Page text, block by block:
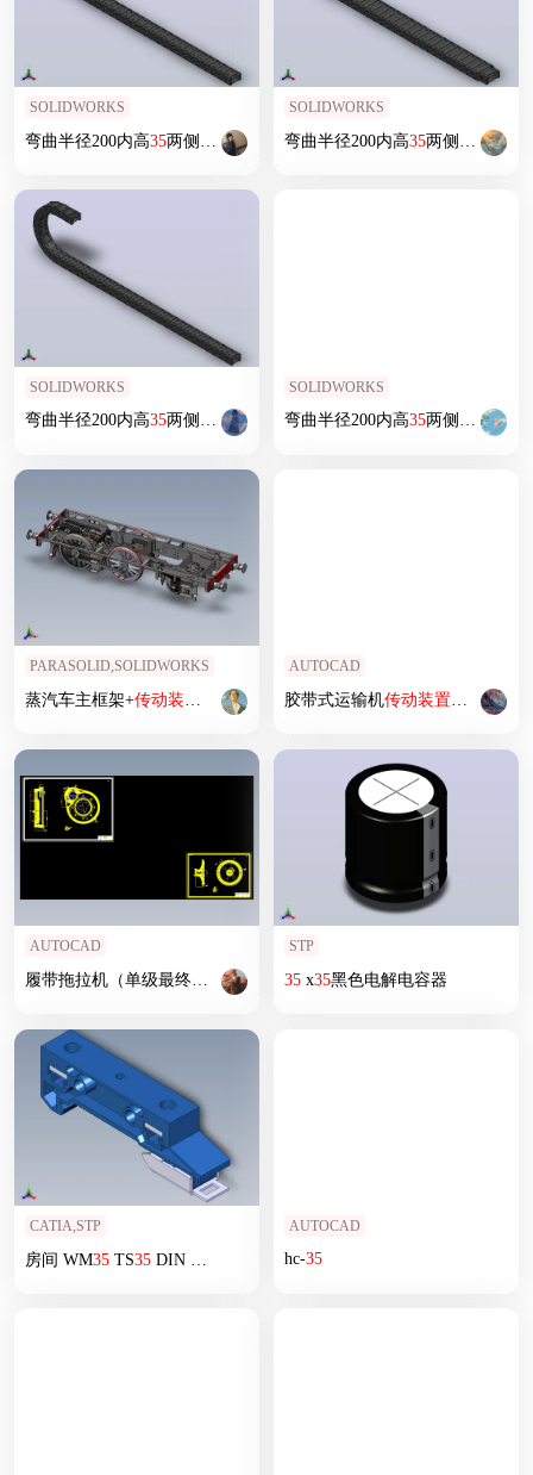
SOLIDWORKS
弯曲半径200内高35两侧打开型封闭式拖链_DMD 35CD-35-75-200R-
SOLIDWORKS
弯曲半径200内高35两侧打开型封闭式拖链_DMD
SOLIDWORKS
弯曲半径200内高35两侧打开型封闭式拖链_DMD 35CD-35-60-200R-
SOLIDWORKS
弯曲半径200内高35两侧打开型封闭式拖链_DMD
PARASOLID,SOLIDWORKS
蒸汽车主框架+传动装置 +发动机3D模型
AUTOCAD
胶带式运输机传动装置毕业设计+
AUTOCAD
传动装置 设计）（有cad图）
STP
35x35黑色电解电容器
CATIA,STP
房间 WM35TS35DIN 轨道安装支架
AUTOCAD
hc-35